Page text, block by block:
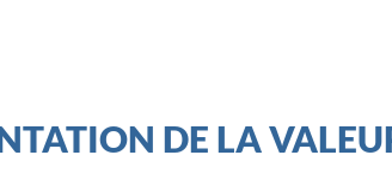
DE LA